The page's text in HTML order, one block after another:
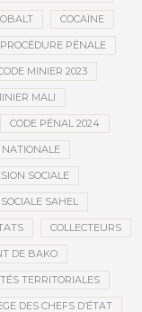
COCAÏNE
PÉNALE
MINIER 2023
MALI
CODE PÉNAL 2024
NATIONALE
SOCIALE
SAHEL
COLLECTEURS
DE BAKO
TERRITORIALES
DES CHEFS D’ÉTAT